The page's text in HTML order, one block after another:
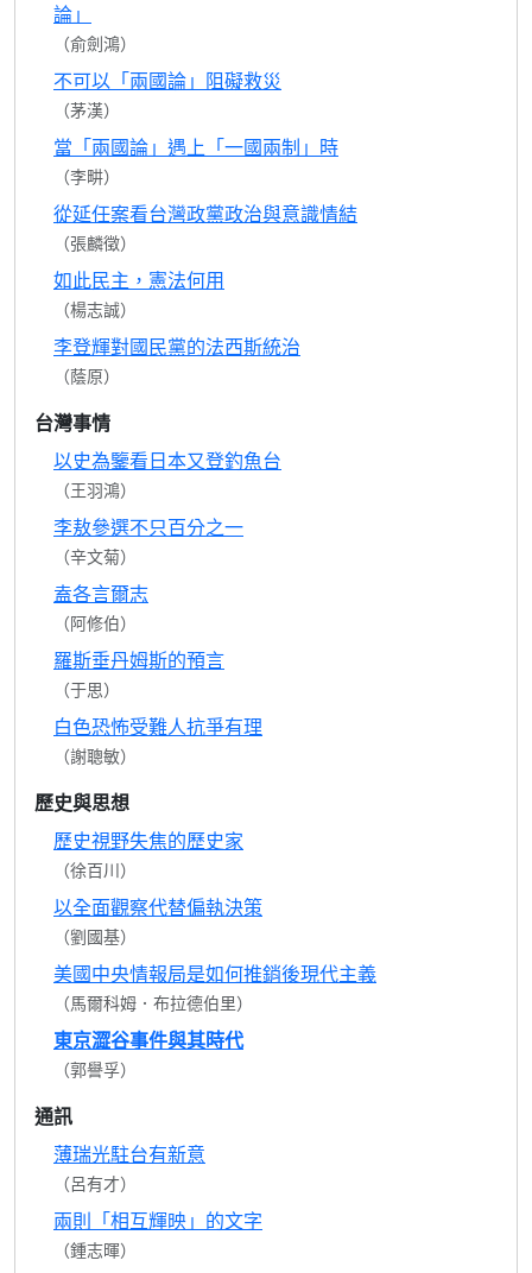
論」
（俞劍鴻）
不可以「兩國論」阻礙救災
（茅漢）
當「兩國論」遇上「一國兩制」時
（李畊）
從延任案看台灣政黨政治與意識情結
（張麟徵）
如此民主，憲法何用
（楊志誠）
李登輝對國民黨的法西斯統治
（蔭原）
台灣事情
以史為鑒看日本又登釣魚台
（王羽鴻）
李敖參選不只百分之一
（辛文菊）
盍各言爾志
（阿修伯）
羅斯垂丹姆斯的預言
（于思）
白色恐怖受難人抗爭有理
（謝聰敏）
歷史與思想
歷史視野失焦的歷史家
（徐百川）
以全面觀察代替偏執決策
（劉國基）
美國中央情報局是如何推銷後現代主義
（馬爾科姆．布拉德伯里）
東京澀谷事件與其時代
（郭譽孚）
通訊
薄瑞光駐台有新意
（呂有才）
兩則「相互輝映」的文字
（鍾志暉）